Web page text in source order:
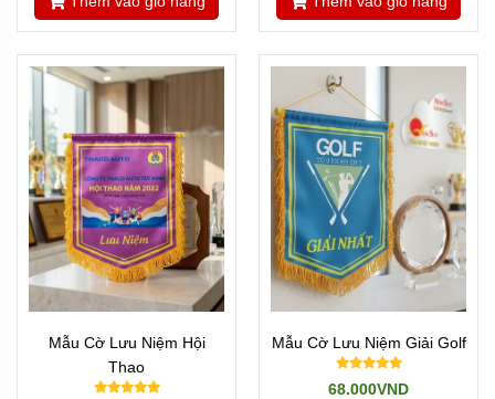
Mẫu Cờ Lưu Niệm Hội
Thao
Mẫu Cờ Lưu Niệm Giải Golf
68.000VND